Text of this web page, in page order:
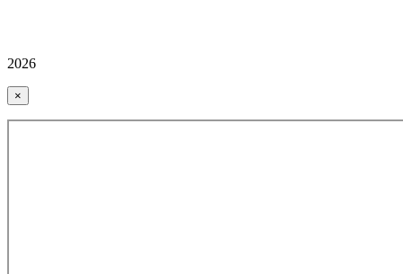
2026
×